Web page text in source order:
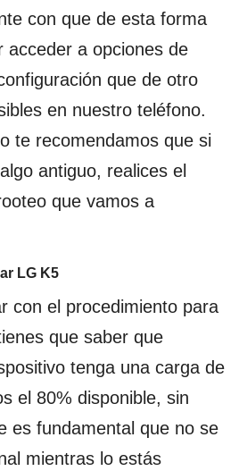
con que de esta forma
acceder a opciones de
que de otro
en nuestro teléfono.
te recomendamos que si
antiguo, realices el
que vamos a
LG K5
con el procedimiento para
que saber que
tenga una carga de
el 80% disponible, sin
es fundamental que no se
mientras lo estás